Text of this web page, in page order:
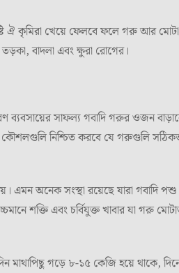
ঐ কৃমিরা খেয়ে ফেলবে ফলে গরু আর
বাদলা এবং ক্ষুরা রোগের।
ব্যবসায়ের সাফল্য গবাদি গরুর ওজন
নিশ্চিত করবে যে গরুগুলি
অনেক সংস্থা রয়েছে যারা গবাদি
শক্তি এবং চর্বিযুক্ত খাবার যা গরু
মাথাপিছু গড়ে ৮-১৫ কেজি হয়ে থাকে,